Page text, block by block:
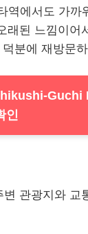
역에서도 가까
된 느낌이어
분에 재방문
Guchi I
인
관광지와 교